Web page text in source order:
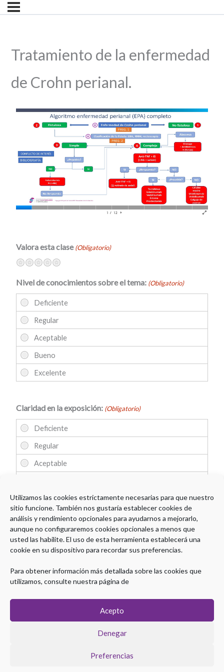
Utilizamos las cookies estrictamente necesarias para que nuestro
sitio funcione. También nos gustaría establecer cookies de
análisis y rendimiento opcionales para ayudarnos a mejorarlo,
aunque no configuraremos cookies opcionales a menos que
usted las habilite. El uso de esta herramienta establecerá una
cookie en su dispositivo para recordar sus preferencias.
Para obtener información más detallada sobre las cookies que
utilizamos, consulte nuestra página de
Acepto
Denegar
Preferencias
Tratamiento de la enfermedad
de Crohn perianal.
Valora esta clase (Obligatorio)
Excelente
Bastante bien
Neutral
No muy bien
Terrible
Nivel de conocimientos sobre el tema: (Obligatorio)
Claridad en la exposición: (Obligatorio)
Comentarios